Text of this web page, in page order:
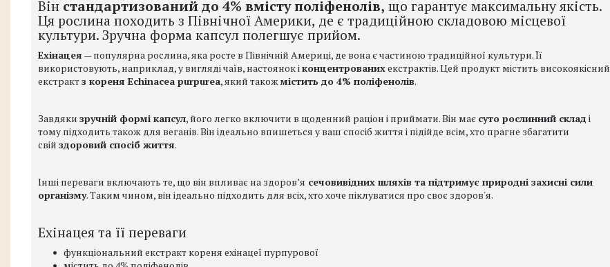
Він стандартизований до 4% вмісту поліфенолів, що гарантує максимальну якість.
Ця рослина походить з Північної Америки, де є традиційною складовою місцевої
культури. Зручна форма капсул полегшує прийом.
Ехінацея — популярна рослина, яка росте в Північній Америці, де вона є частиною традиційної культури. Її
використовують, наприклад, у вигляді чаїв, настоянок іконцентрованихекстрактів. Цей продукт містить високоякісний
екстрактз кореня Echinacea purpurea, який такожмістить до 4% поліфенолів.
Завдяки зручній формі капсул, його легко включити в щоденний раціон і приймати. Він має суто рослинний склад і
тому підходить також для веганів. Він ідеально впишеться у ваш спосіб життя і підійде всім, хто прагне збагатити
свій здоровий спосіб життя.
Інші переваги включають те, що він впливає на здоровʼя сечовивідних шляхів та підтримує природні захисні сили
організму. Таким чином, він ідеально підходить для всіх, хто хоче піклуватися про своє здоров'я.
Ехінацея та її переваги
функціональний екстракт кореня ехінацеї пурпурової